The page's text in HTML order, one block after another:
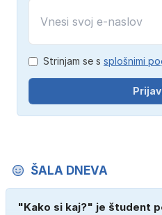
Strinjam se s splošnimi
ŠALA DNEVA
"Kako si kaj?" je študent